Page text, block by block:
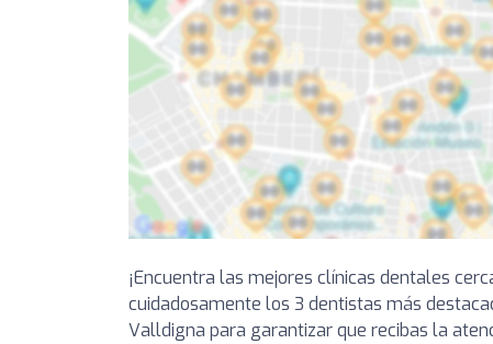
¡Encuentra las mejores clínicas dentales
cuidadosamente los 3 dentistas más
Valldigna para garantizar que recibas la